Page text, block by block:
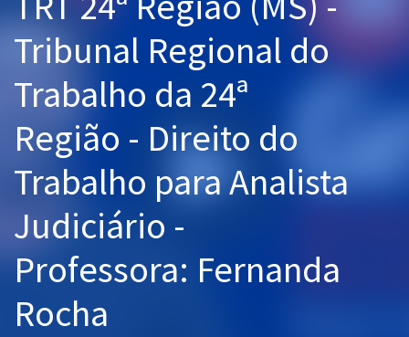
Graduação
OAB
Mentorias
Questões grátis
Conteúdo gratuito
Blog
Aprovados
Tribunal Regional do
Trabalho da 24ª
Região - Direito do
Trabalho para Analista
Judiciário -
Professora: Fernanda
Rocha